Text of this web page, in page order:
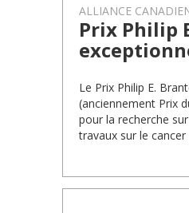
ALLIANCE
Prix Philip
Le Prix Philip E.
(anciennement Prix
pour la recherche
travaux sur le